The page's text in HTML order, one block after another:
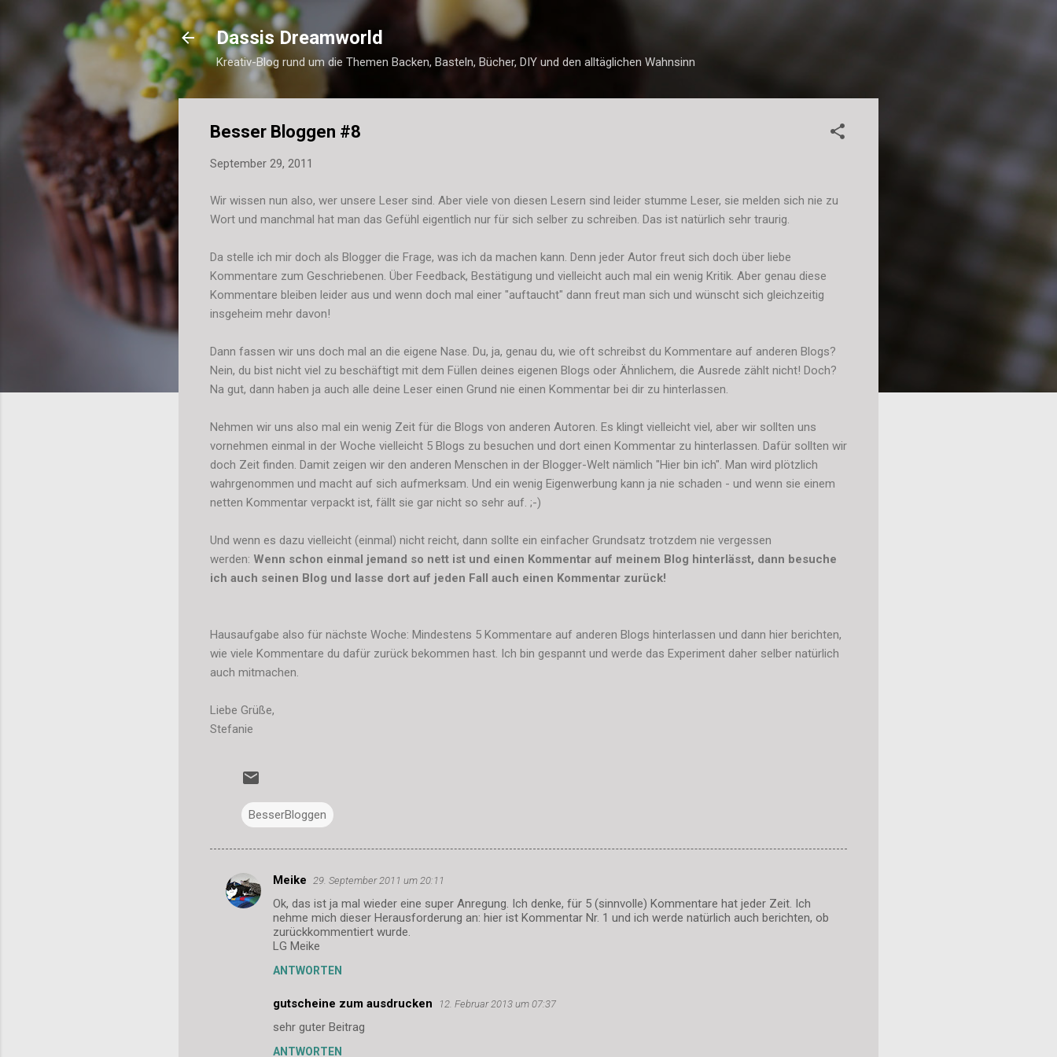
Direkt zum Hauptbereich
Dassis Dreamworld
Kreativ-Blog rund um die Themen Backen, Basteln, Bücher, DIY und den alltäglichen Wahnsinn
Besser Bloggen #8
September 29, 2011
Wir wissen nun also, wer unsere Leser sind. Aber viele von diesen Lesern sind leider stumme Leser, sie melden sich nie zu
Wort und manchmal hat man das Gefühl eigentlich nur für sich selber zu schreiben. Das ist natürlich sehr traurig.
Da stelle ich mir doch als Blogger die Frage, was ich da machen kann. Denn jeder Autor freut sich doch über liebe
Kommentare zum Geschriebenen. Über Feedback, Bestätigung und vielleicht auch mal ein wenig Kritik. Aber genau diese
Kommentare bleiben leider aus und wenn doch mal einer "auftaucht" dann freut man sich und wünscht sich gleichzeitig
insgeheim mehr davon!
Dann fassen wir uns doch mal an die eigene Nase. Du, ja, genau du, wie oft schreibst du Kommentare auf anderen Blogs?
Nein, du bist nicht viel zu beschäftigt mit dem Füllen deines eigenen Blogs oder Ähnlichem, die Ausrede zählt nicht! Doch?
Na gut, dann haben ja auch alle deine Leser einen Grund nie einen Kommentar bei dir zu hinterlassen.
Nehmen wir uns also mal ein wenig Zeit für die Blogs von anderen Autoren. Es klingt vielleicht viel, aber wir sollten uns
vornehmen einmal in der Woche vielleicht 5 Blogs zu besuchen und dort einen Kommentar zu hinterlassen. Dafür sollten wir
doch Zeit finden. Damit zeigen wir den anderen Menschen in der Blogger-Welt nämlich "Hier bin ich". Man wird plötzlich
wahrgenommen und macht auf sich aufmerksam. Und ein wenig Eigenwerbung kann ja nie schaden - und wenn sie einem
netten Kommentar verpackt ist, fällt sie gar nicht so sehr auf. ;-)
Und wenn es dazu vielleicht (einmal) nicht reicht, dann sollte ein einfacher Grundsatz trotzdem nie vergessen
werden: Wenn schon einmal jemand so nett ist und einen Kommentar auf meinem Blog hinterlässt, dann besuche
ich auch seinen Blog und lasse dort auf jeden Fall auch einen Kommentar zurück!
Hausaufgabe also für nächste Woche: Mindestens 5 Kommentare auf anderen Blogs hinterlassen und dann hier berichten,
wie viele Kommentare du dafür zurück bekommen hast. Ich bin gespannt und werde das Experiment daher selber natürlich
auch mitmachen.
Liebe Grüße,
Stefanie
BesserBloggen
K
Meike 29. September 2011 um 20:11
Ok, das ist ja mal wieder eine super Anregung. Ich denke, für 5 (sinnvolle) Kommentare hat jeder Zeit. Ich
nehme mich dieser Herausforderung an: hier ist Kommentar Nr. 1 und ich werde natürlich auch berichten, ob
zurückkommentiert wurde.
LG Meike
ANTWORTEN
gutscheine zum ausdrucken 12. Februar 2013 um 07:37
sehr guter Beitrag
ANTWORTEN